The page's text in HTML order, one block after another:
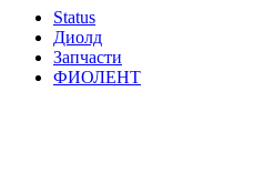
Status
Диолд
Запчасти
ФИОЛЕНТ